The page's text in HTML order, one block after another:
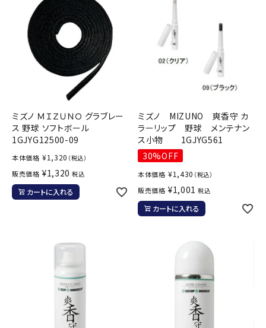
ミズノ ＭＩＺＵＮＯ グラブレー
ス 野球 ソフトボール
1GJYG12500-09
本体価格 ¥1,320 （税込）
販売価格 ¥1,320 税込
カートに入れる
ミズノ MIZUNO 爽香守 カ
ラーリップ 野球 メンテナン
ス小物 1GJYG561
30%OFF
本体価格 ¥1,430 （税込）
販売価格 ¥1,001 税込
カートに入れる